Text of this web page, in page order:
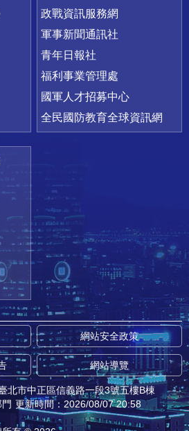
政戰資訊服務網
軍事新聞通訊社
青年日報社
福利事業管理處
國軍人才招募中心
全民國防教育全球資訊網
網站安全政策
網站導覽
北市中正區信義路一段3號五樓B棟
更新時間：2026/08/07 20:58